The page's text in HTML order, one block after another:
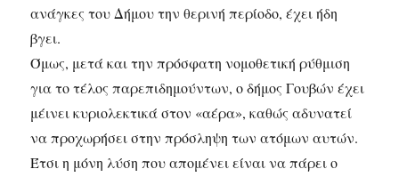
ανάγκες του Δήμου την θερινή περίοδο, έχει ήδη
βγει.
Όμως, μετά και την πρόσφατη νομοθετική ρύθμιση
για το τέλος παρεπιδημούντων, ο δήμος Γουβών έχει
μέινει κυριολεκτικά στον «αέρα», καθώς αδυνατεί
να προχωρήσει στην πρόσληψη των ατόμων αυτών.
Έτσι η μόνη λύση που απομένει είναι να πάρει ο